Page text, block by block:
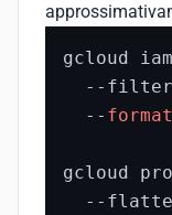
gcloud
--
  --
format
gcloud
--